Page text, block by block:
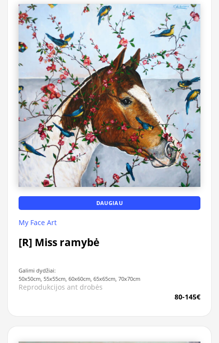
DAUGIAU
My Face Art
[R] Miss ramybė
Galimi dydžiai:
50x50cm, 55x55cm, 60x60cm, 65x65cm, 70x70cm
Reprodukcijos ant drobės
80-145€